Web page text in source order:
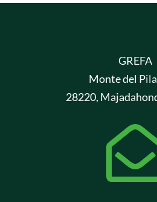
GREFA
Monte del
28220,